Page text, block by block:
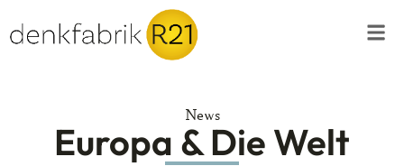
News
Europa & Die Welt